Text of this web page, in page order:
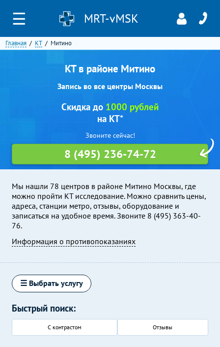
☰ MRT-vMSK
Главная КТ Митино
КТ в районе Митино
Запись во все центры Москвы
Мы нашли 78 центров в районе Митино Москвы, где
можно пройти КТ исследование. Можно сравнить цены,
адреса, станции метро, отзывы, оборудование и
записаться на удобное время. Звоните 8 (495) 363-40-
76.
Информация о противопоказаниях
Скидка до 1000 рублей
на КТ*
Звоните сейчас!
8 (495) 236-74-72
☰ Выбрать услугу
Быстрый поиск:
С контрастом Отзывы